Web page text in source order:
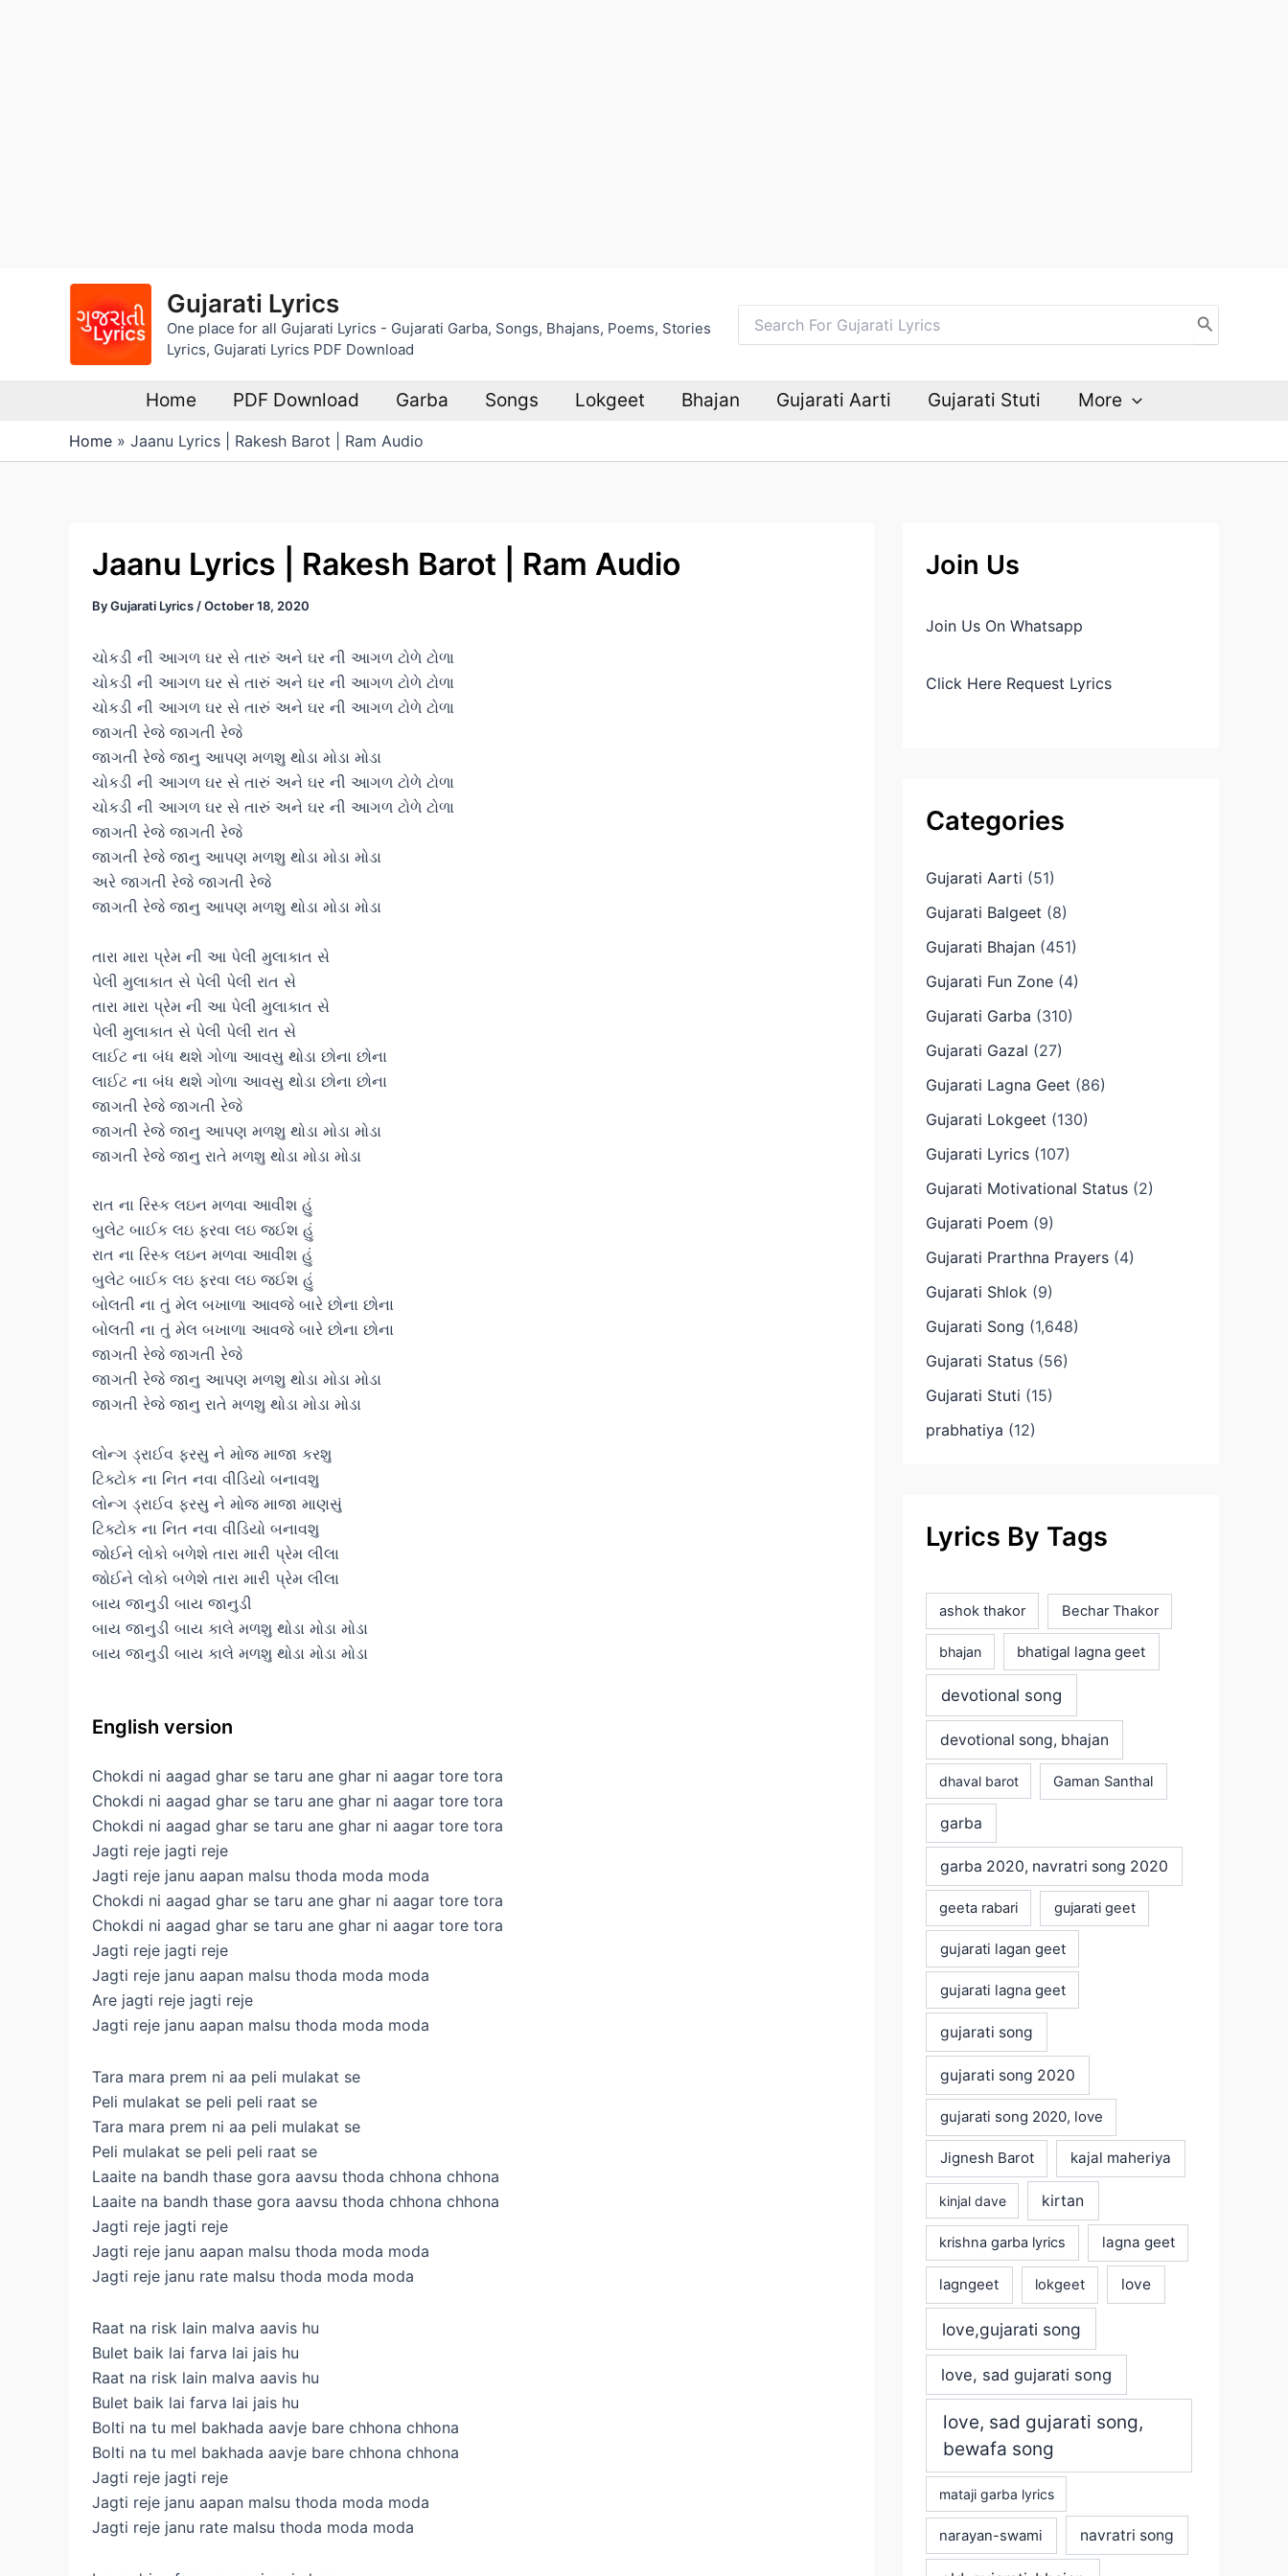
Gujarati Lyrics
One place for all Gujarati Lyrics - Gujarati Garba, Songs, Bhajans, Poems, Stories
Lyrics, Gujarati Lyrics PDF Download
Search
Home PDF Download Garba Songs Lokgeet Bhajan Gujarati Aarti Gujarati Stuti More
Home » Jaanu Lyrics | Rakesh Barot | Ram Audio
Jaanu Lyrics | Rakesh Barot | Ram Audio
ByGujarati Lyrics /October 18, 2020
ચોકડી ની આગળ ઘર સે તારું અને ઘર ની આગળ ટોળે ટોળા
ચોકડી ની આગળ ઘર સે તારું અને ઘર ની આગળ ટોળે ટોળા
ચોકડી ની આગળ ઘર સે તારું અને ઘર ની આગળ ટોળે ટોળા
જાગતી રેજે જાગતી રેજે
જાગતી રેજે જાનુ આપણ મળશુ થોડા મોડા મોડા
ચોકડી ની આગળ ઘર સે તારું અને ઘર ની આગળ ટોળે ટોળા
ચોકડી ની આગળ ઘર સે તારું અને ઘર ની આગળ ટોળે ટોળા
જાગતી રેજે જાગતી રેજે
જાગતી રેજે જાનુ આપણ મળશુ થોડા મોડા મોડા
અરે જાગતી રેજે જાગતી રેજે
જાગતી રેજે જાનુ આપણ મળશુ થોડા મોડા મોડા
તારા મારા પ્રેમ ની આ પેલી મુલાકાત સે
પેલી મુલાકાત સે પેલી પેલી રાત સે
તારા મારા પ્રેમ ની આ પેલી મુલાકાત સે
પેલી મુલાકાત સે પેલી પેલી રાત સે
લાઈટ ના બંધ થશે ગોળા આવસુ થોડા છોના છોના
લાઈટ ના બંધ થશે ગોળા આવસુ થોડા છોના છોના
જાગતી રેજે જાગતી રેજે
જાગતી રેજે જાનુ આપણ મળશુ થોડા મોડા મોડા
જાગતી રેજે જાનુ રાતે મળશુ થોડા મોડા મોડા
રાત ના રિસ્ક લઇન મળવા આવીશ હું
બુલેટ બાઈક લઇ ફરવા લઇ જઈશ હું
રાત ના રિસ્ક લઇન મળવા આવીશ હું
બુલેટ બાઈક લઇ ફરવા લઇ જઈશ હું
બોલતી ના તું મેલ બખાળા આવજે બારે છોના છોના
બોલતી ના તું મેલ બખાળા આવજે બારે છોના છોના
જાગતી રેજે જાગતી રેજે
જાગતી રેજે જાનુ આપણ મળશુ થોડા મોડા મોડા
જાગતી રેજે જાનુ રાતે મળશુ થોડા મોડા મોડા
લોન્ગ ડ્રાઈવ ફરસુ ને મોજ માજા કરશુ
ટિક્ટોક ના નિત નવા વીડિયો બનાવશુ
લોન્ગ ડ્રાઈવ ફરસુ ને મોજ માજા માણસું
ટિક્ટોક ના નિત નવા વીડિયો બનાવશુ
જોઈને લોકો બળેશે તારા મારી પ્રેમ લીલા
જોઈને લોકો બળેશે તારા મારી પ્રેમ લીલા
બાય જાનુડી બાય જાનુડી
બાય જાનુડી બાય કાલે મળશુ થોડા મોડા મોડા
બાય જાનુડી બાય કાલે મળશુ થોડા મોડા મોડા
English version
Chokdi ni aagad ghar se taru ane ghar ni aagar tore tora
Chokdi ni aagad ghar se taru ane ghar ni aagar tore tora
Chokdi ni aagad ghar se taru ane ghar ni aagar tore tora
Jagti reje jagti reje
Jagti reje janu aapan malsu thoda moda moda
Chokdi ni aagad ghar se taru ane ghar ni aagar tore tora
Chokdi ni aagad ghar se taru ane ghar ni aagar tore tora
Jagti reje jagti reje
Jagti reje janu aapan malsu thoda moda moda
Are jagti reje jagti reje
Jagti reje janu aapan malsu thoda moda moda
Tara mara prem ni aa peli mulakat se
Peli mulakat se peli peli raat se
Tara mara prem ni aa peli mulakat se
Peli mulakat se peli peli raat se
Laaite na bandh thase gora aavsu thoda chhona chhona
Laaite na bandh thase gora aavsu thoda chhona chhona
Jagti reje jagti reje
Jagti reje janu aapan malsu thoda moda moda
Jagti reje janu rate malsu thoda moda moda
Raat na risk lain malva aavis hu
Bulet baik lai farva lai jais hu
Raat na risk lain malva aavis hu
Bulet baik lai farva lai jais hu
Bolti na tu mel bakhada aavje bare chhona chhona
Bolti na tu mel bakhada aavje bare chhona chhona
Jagti reje jagti reje
Jagti reje janu aapan malsu thoda moda moda
Jagti reje janu rate malsu thoda moda moda
Join Us
Join Us On Whatsapp
Click Here Request Lyrics
Categories
Gujarati Aarti (51)
Gujarati Balgeet (8)
Gujarati Bhajan (451)
Gujarati Fun Zone (4)
Gujarati Garba (310)
Gujarati Gazal (27)
Gujarati Lagna Geet (86)
Gujarati Lokgeet (130)
Gujarati Lyrics (107)
Gujarati Motivational Status (2)
Gujarati Poem (9)
Gujarati Prarthna Prayers (4)
Gujarati Shlok (9)
Gujarati Song (1,648)
Gujarati Status (56)
Gujarati Stuti (15)
prabhatiya (12)
Lyrics By Tags
ashok thakor Bechar Thakor
bhajan bhatigal lagna geet
devotional song
devotional song, bhajan
dhaval barot Gaman Santhal
garba
garba 2020, navratri song 2020
geeta rabari gujarati geet
gujarati lagan geet
gujarati lagna geet
gujarati song
gujarati song 2020
gujarati song 2020, love
Jignesh Barot kajal maheriya
kinjal dave kirtan
krishna garba lyrics lagna geet
lagngeet lokgeet love
love,gujarati song
love, sad gujarati song
love, sad gujarati song,
bewafa song
mataji garba lyrics
narayan-swami navratri song